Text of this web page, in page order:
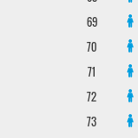
69
70
71
72
73